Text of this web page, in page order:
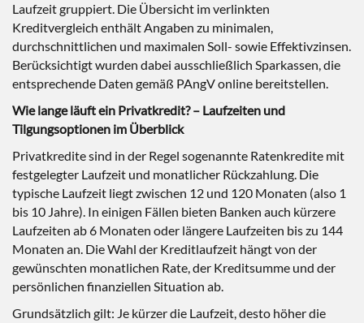
Laufzeit gruppiert. Die Übersicht im verlinkten
Kreditvergleich enthält Angaben zu minimalen,
durchschnittlichen und maximalen Soll- sowie Effektivzinsen.
Berücksichtigt wurden dabei ausschließlich Sparkassen, die
entsprechende Daten gemäß PAngV online bereitstellen.
Wie lange läuft ein Privatkredit? – Laufzeiten und
Tilgungsoptionen im Überblick
Privatkredite sind in der Regel sogenannte Ratenkredite mit
festgelegter Laufzeit und monatlicher Rückzahlung. Die
typische Laufzeit liegt zwischen 12 und 120 Monaten (also 1
bis 10 Jahre). In einigen Fällen bieten Banken auch kürzere
Laufzeiten ab 6 Monaten oder längere Laufzeiten bis zu 144
Monaten an. Die Wahl der Kreditlaufzeit hängt von der
gewünschten monatlichen Rate, der Kreditsumme und der
persönlichen finanziellen Situation ab.
Grundsätzlich gilt: Je kürzer die Laufzeit, desto höher die